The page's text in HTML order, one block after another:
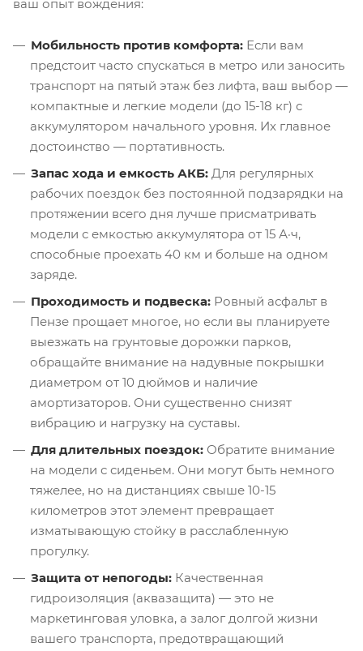
ваш опыт вождения:
Мобильность против комфорта: Если вам
предстоит часто спускаться в метро или заносить
транспорт на пятый этаж без лифта, ваш выбор —
компактные и легкие модели (до 15-18 кг) с
аккумулятором начального уровня. Их главное
достоинство — портативность.
Запас хода и емкость АКБ: Для регулярных
рабочих поездок без постоянной подзарядки на
протяжении всего дня лучше присматривать
модели с емкостью аккумулятора от 15 А·ч,
способные проехать 40 км и больше на одном
заряде.
Проходимость и подвеска: Ровный асфальт в
Пензе прощает многое, но если вы планируете
выезжать на грунтовые дорожки парков,
обращайте внимание на надувные покрышки
диаметром от 10 дюймов и наличие
амортизаторов. Они существенно снизят
вибрацию и нагрузку на суставы.
Для длительных поездок: Обратите внимание
на модели с сиденьем. Они могут быть немного
тяжелее, но на дистанциях свыше 10-15
километров этот элемент превращает
изматывающую стойку в расслабленную
прогулку.
Защита от непогоды: Качественная
гидроизоляция (аквазащита) — это не
маркетинговая уловка, а залог долгой жизни
вашего транспорта, предотвращающий